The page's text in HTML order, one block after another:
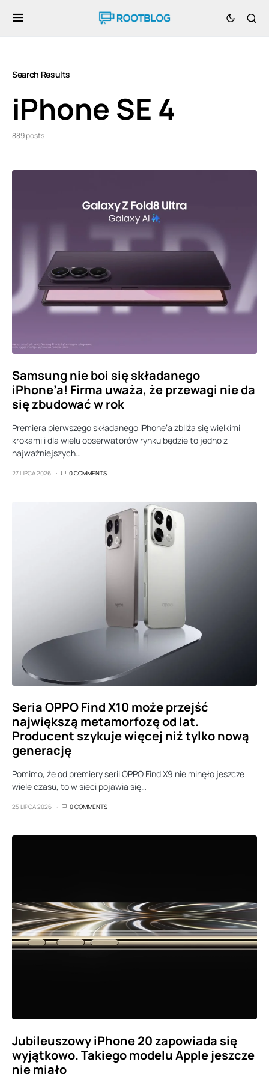
Search Results
iPhone SE 4
889 posts
Samsung nie boi się składanego
iPhone’a! Firma uważa, że przewagi nie da
się zbudować w rok
Premiera pierwszego składanego iPhone’a zbliża się wielkimi
krokami i dla wielu obserwatorów rynku będzie to jedno z
najważniejszych…
27 LIPCA 2026 0 COMMENTS
Seria OPPO Find X10 może przejść
największą metamorfozę od lat.
Producent szykuje więcej niż tylko nową
generację
Pomimo, że od premiery serii OPPO Find X9 nie minęło jeszcze
wiele czasu, to w sieci pojawia się…
25 LIPCA 2026 0 COMMENTS
Jubileuszowy iPhone 20 zapowiada się
wyjątkowo. Takiego modelu Apple jeszcze
nie miało